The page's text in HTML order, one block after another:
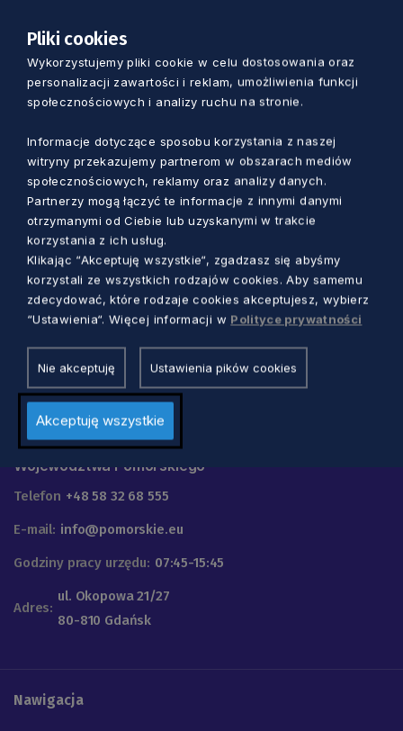
GOSPODARKA
Jak inwestować, to tu. Pomorskie to
jeden z najatrakcyjniejszych
inwestycyjnie średnich regionów w
Europie
Aleksander Olszak 3 lata temu
Urząd Marszałkowski
Województwa Pomorskiego
Telefon +48 58 32 68 555
E-mail: info@pomorskie.eu
Godziny pracy urzędu: 07:45-15:45
Adres:
ul. Okopowa 21/27
80-810 Gdańsk
Nawigacja
Pliki cookies
Wykorzystujemy pliki cookie w celu dostosowania oraz
personalizacji zawartości i reklam, umożliwienia funkcji
społecznościowych i analizy ruchu na stronie.
Informacje dotyczące sposobu korzystania z naszej
witryny przekazujemy partnerom w obszarach mediów
społecznościowych, reklamy oraz analizy danych.
Partnerzy mogą łączyć te informacje z innymi danymi
otrzymanymi od Ciebie lub uzyskanymi w trakcie
korzystania z ich usług.
Klikając “Akceptuję wszystkie“, zgadzasz się abyśmy
korzystali ze wszystkich rodzajów cookies. Aby samemu
zdecydować, które rodzaje cookies akceptujesz, wybierz
“Ustawienia“. Więcej informacji w Polityce prywatności
Nie akceptuję Ustawienia pików cookies
Akceptuję wszystkie